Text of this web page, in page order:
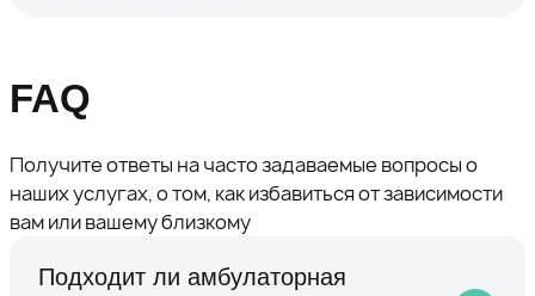
FAQ
Получите ответы на часто задаваемые вопросы о
наших услугах, о том, как избавиться от зависимости
вам или вашему близкому
Подходит ли амбулаторная